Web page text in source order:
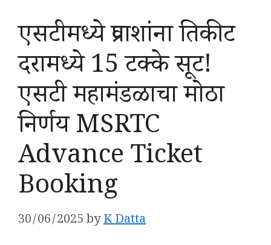
एसटीमध्ये प्रवाशांना तिकीट
दरामध्ये 15 टक्के सूट!
एसटी महामंडळाचा मोठा
निर्णय MSRTC
Advance Ticket
Booking
30/06/2025byK Datta